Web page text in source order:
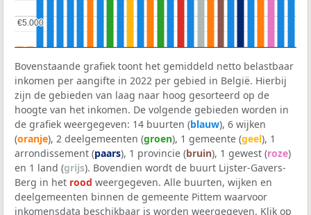
€5.000
€5.000
Bovenstaande grafiek toont het gemiddeld netto belastbaar
inkomen per aangifte in 2022 per gebied in België. Hierbij
zijn de gebieden van laag naar hoog gesorteerd op de
hoogte van het inkomen. De volgende gebieden worden in
de grafiek weergegeven: 14 buurten (blauw), 6 wijken
(oranje), 2 deelgemeenten (groen), 1 gemeente (geel), 1
arrondissement (paars), 1 provincie (bruin), 1 gewest (roze)
en 1 land (grijs). Bovendien wordt de buurt Lijster-Gavers-
Berg in het rood weergegeven. Alle buurten, wijken en
deelgemeenten binnen de gemeente Pittem waarvoor
inkomensdata beschikbaar is worden weergegeven. Klik op